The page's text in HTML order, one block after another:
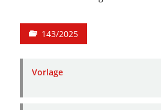
143/2025
Vorlage